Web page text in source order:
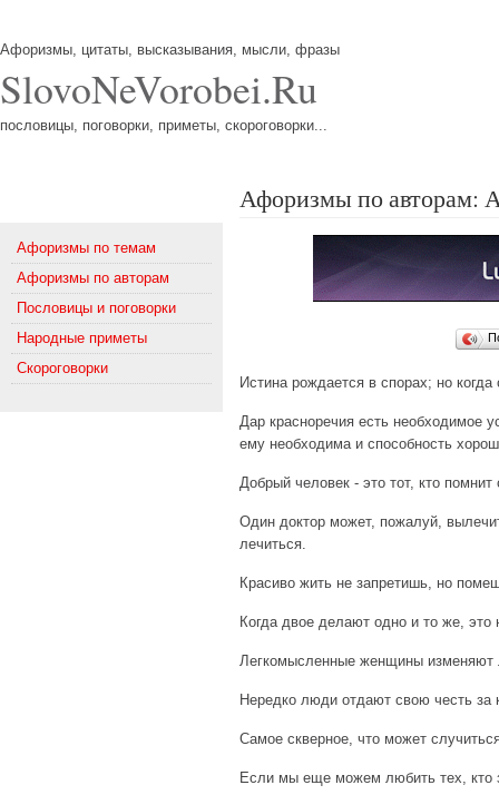
Афоризмы, цитаты, высказывания, мысли, фразы
SlovoNeVorobei.Ru
пословицы, поговорки, приметы, скороговорки...
Афоризмы по темам
Афоризмы по авторам
Пословицы и поговорки
Народные приметы
Скороговорки
Афоризмы по авторам:
Истина рождается в спорах; но когда
Дар красноречия есть необходимое
ему необходима и способность
Добрый человек - это тот, кто
Один доктор может, пожалуй,
лечиться.
Красиво жить не запретишь, но
Когда двое делают одно и то же, это
Легкомысленные женщины изменяют
Нередко люди отдают свою честь за
Самое скверное, что может
Если мы еще можем любить тех, кто